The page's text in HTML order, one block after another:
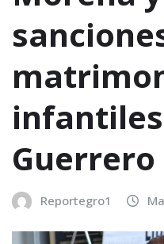
Guerrero
Reportegro1